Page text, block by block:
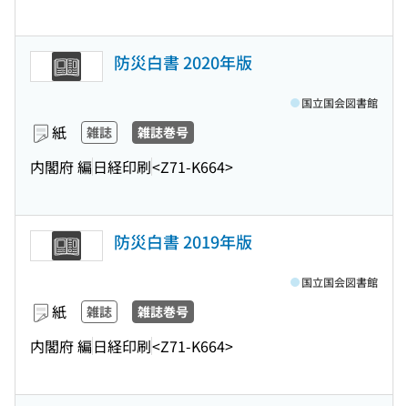
防災白書 2020年版
紙 雑誌 雑誌巻号
内閣府 編日経印刷<Z71-K664>
国立国会図書館
防災白書 2019年版
紙 雑誌 雑誌巻号
内閣府 編日経印刷<Z71-K664>
国立国会図書館